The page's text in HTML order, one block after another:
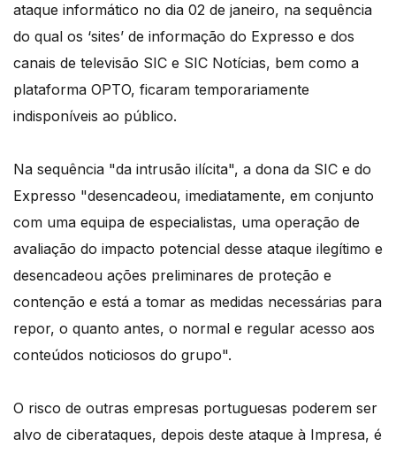
ataque informático no dia 02 de janeiro, na sequência
do qual os ‘sites’ de informação do Expresso e dos
canais de televisão SIC e SIC Notícias, bem como a
plataforma OPTO, ficaram temporariamente
indisponíveis ao público.
Na sequência "da intrusão ilícita", a dona da SIC e do
Expresso "desencadeou, imediatamente, em conjunto
com uma equipa de especialistas, uma operação de
avaliação do impacto potencial desse ataque ilegítimo e
desencadeou ações preliminares de proteção e
contenção e está a tomar as medidas necessárias para
repor, o quanto antes, o normal e regular acesso aos
conteúdos noticiosos do grupo".
O risco de outras empresas portuguesas poderem ser
alvo de ciberataques, depois deste ataque à Impresa, é